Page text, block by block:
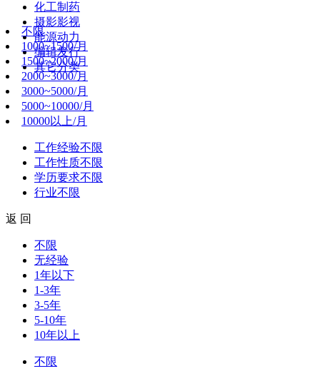
化工制药
摄影影视
能源动力
编辑发行
其它分类
不限
1000~1500/月
1500~2000/月
2000~3000/月
3000~5000/月
5000~10000/月
10000以上/月
工作经验不限
工作性质不限
学历要求不限
行业不限
返 回
不限
无经验
1年以下
1-3年
3-5年
5-10年
10年以上
不限